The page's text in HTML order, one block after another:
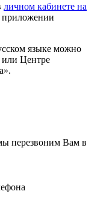
личном кабинете на
языке можно
или Центре
перезвоним Вам в